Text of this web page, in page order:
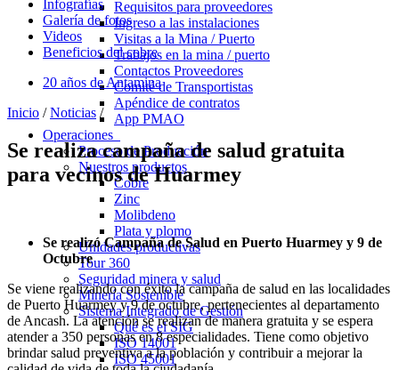
Requisitos para proveedores
Ingreso a las instalaciones
Visitas a la Mina / Puerto
Trabajos en la mina / puerto
Contactos Proveedores
Comité de Transportistas
Apéndice de contratos
App PMAO
Operaciones
Proceso de Producción
Nuestros productos
Cobre
Zinc
Molibdeno
Plata y plomo
Unidades productivas
Tour 360
Seguridad minera y salud
Minería Sostenible
Sistema Integrado de Gestión
Qué es el SIG
ISO 14001
ISO 45001
Infografías
Galería de fotos
Videos
Beneficios del cobre
20 años de Antamina
Inicio /Noticias /
Se realiza campaña de salud gratuita
para vecinos de Huarmey
Se realizó Campaña de Salud en Puerto Huarmey y 9 de
Octubre
Se viene realizando con éxito la campaña de salud en las localidades
de Puerto Huarmey y 9 de octubre, pertenecientes al departamento
de Ancash. La atención se realizan de manera gratuita y se espera
atender a 350 personas en 8 especialidades. Tiene como objetivo
brindar salud preventiva a la población y contribuir a mejorar la